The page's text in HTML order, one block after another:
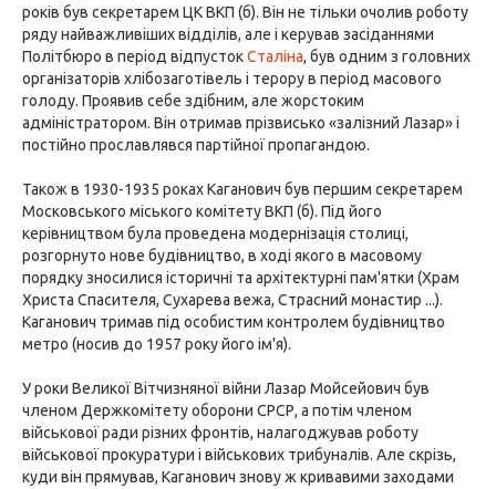
років був секретарем ЦК ВКП (б). Він не тільки очолив роботу
ряду найважливіших відділів, але і керував засіданнями
Політбюро в період відпустокСталіна, був одним з головних
організаторів хлібозаготівель і терору в період масового
голоду. Проявив себе здібним, але жорстоким
адміністратором. Він отримав прізвисько «залізний Лазар» і
постійно прославлявся партійної пропагандою.
Також в 1930-1935 роках Каганович був першим секретарем
Московського міського комітету ВКП (б). Під його
керівництвом була проведена модернізація столиці,
розгорнуто нове будівництво, в ході якого в масовому
порядку зносилися історичні та архітектурні пам'ятки (Храм
Христа Спасителя, Сухарева вежа, Страсний монастир ...).
Каганович тримав під особистим контролем будівництво
метро (носив до 1957 року його ім'я).
У роки Великої Вітчизняної війни Лазар Мойсейович був
членом Держкомітету оборони СРСР, а потім членом
військової ради різних фронтів, налагоджував роботу
військової прокуратури і військових трибуналів. Але скрізь,
куди він прямував, Каганович знову ж кривавими заходами